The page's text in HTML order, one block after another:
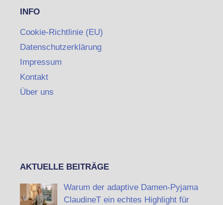
INFO
Cookie-Richtlinie (EU)
Datenschutzerklärung
Impressum
Kontakt
Über uns
AKTUELLE BEITRÄGE
Warum der adaptive Damen-Pyjama
ClaudineT ein echtes Highlight für